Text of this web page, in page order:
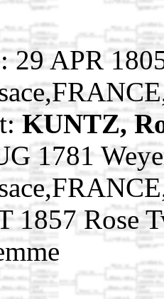
29 APR
KUNTZ,
1781
1857 Rose